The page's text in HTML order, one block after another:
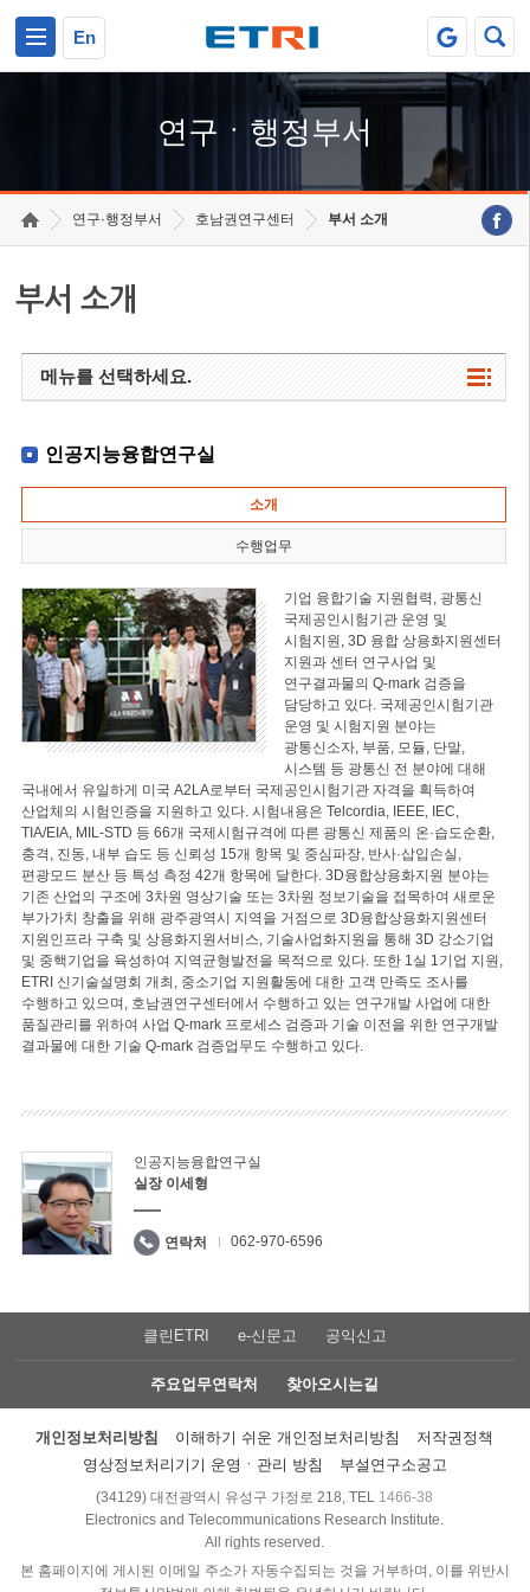
En
연구ㆍ행정부서
연구·행정부서 호남권연구센터 부서 소개
부서 소개
메뉴를 선택하세요.
인공지능융합연구실
소개
수행업무
기업 융합기술 지원협력, 광통신
국제공인시험기관 운영 및
시험지원, 3D 융합 상용화지원센터
지원과 센터 연구사업 및
연구결과물의 Q-mark 검증을
담당하고 있다. 국제공인시험기관
운영 및 시험지원 분야는
광통신소자, 부품, 모듈, 단말,
시스템 등 광통신 전 분야에 대해
국내에서 유일하게 미국 A2LA로부터 국제공인시험기관 자격을 획득하여
산업체의 시험인증을 지원하고 있다. 시험내용은 Telcordia, IEEE, IEC,
TIA/EIA, MIL-STD 등 66개 국제시험규격에 따른 광통신 제품의 온·습도순환,
충격, 진동, 내부 습도 등 신뢰성 15개 항목 및 중심파장, 반사·삽입손실,
편광모드 분산 등 특성 측정 42개 항목에 달한다. 3D융합상용화지원 분야는
기존 산업의 구조에 3차원 영상기술 또는 3차원 정보기술을 접목하여 새로운
부가가치 창출을 위해 광주광역시 지역을 거점으로 3D융합상용화지원센터
지원인프라 구축 및 상용화지원서비스, 기술사업화지원을 통해 3D 강소기업
및 중핵기업을 육성하여 지역균형발전을 목적으로 있다. 또한 1실 1기업 지원,
ETRI 신기술설명회 개최, 중소기업 지원활동에 대한 고객 만족도 조사를
수행하고 있으며, 호남권연구센터에서 수행하고 있는 연구개발 사업에 대한
품질관리를 위하여 사업 Q-mark 프로세스 검증과 기술 이전을 위한 연구개발
결과물에 대한 기술 Q-mark 검증업무도 수행하고 있다.
인공지능융합연구실
실장 이세형
연락처 062-970-6596
클린ETRI e-신문고 공익신고
주요업무연락처 찾아오시는길
개인정보처리방침 이해하기 쉬운 개인정보처리방침
저작권정책
영상정보처리기기 운영ㆍ관리 방침
부설연구소공고
(34129) 대전광역시 유성구 가정로 218, TEL 1466-38
Electronics and Telecommunications Research Institute.
All rights reserved.
본 홈페이지에 게시된 이메일 주소가 자동수집되는 것을 거부하며, 이를 위반시